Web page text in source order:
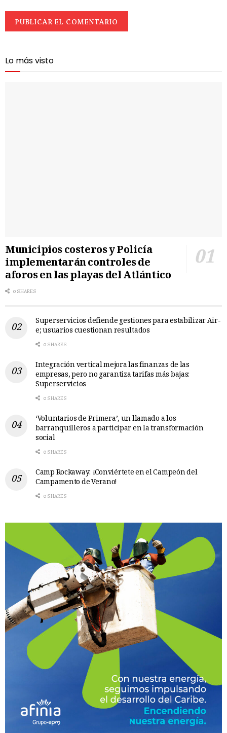
Lo más visto
Municipios costeros y Policía
implementarán controles de
aforos en las playas del Atlántico
0 SHARES
Superservicios defiende gestiones para estabilizar Air-
e; usuarios cuestionan resultados
0 SHARES
Integración vertical mejora las finanzas de las
empresas, pero no garantiza tarifas más bajas:
Superservicios
0 SHARES
‘Voluntarios de Primera’, un llamado a los
barranquilleros a participar en la transformación
social
0 SHARES
Camp Rockaway: ¡Conviértete en el Campeón del
Campamento de Verano!
0 SHARES